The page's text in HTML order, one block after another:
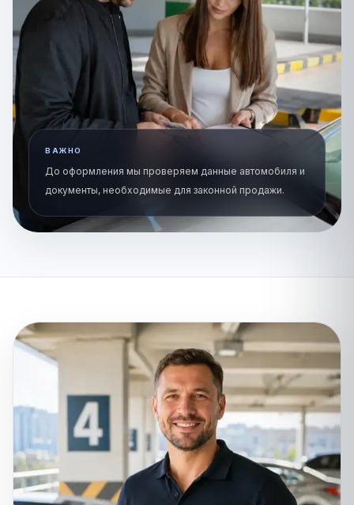
ВАЖНО
До оформления мы проверяем данные автомобиля и
документы, необходимые для законной продажи.